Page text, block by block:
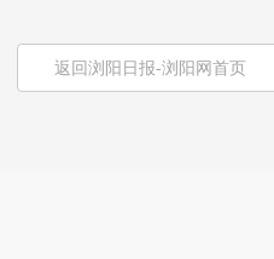
返回浏阳日报-浏阳网首页